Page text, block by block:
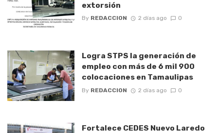
extorsión
By REDACCION 2 días ago 0
Logra STPS la generación de
empleo con más de 6 mil 900
colocaciones en Tamaulipas
By REDACCION 2 días ago 0
Fortalece CEDES Nuevo Laredo